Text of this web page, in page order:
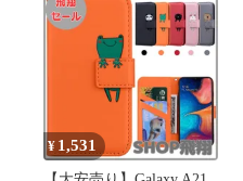
Galaxy Galaxy 柔軟性
Galaxy SC-42A SCV49 よ
り包括的な保護
Galaxya21スマホケース
SC-02M スマホ
¥ 1,531